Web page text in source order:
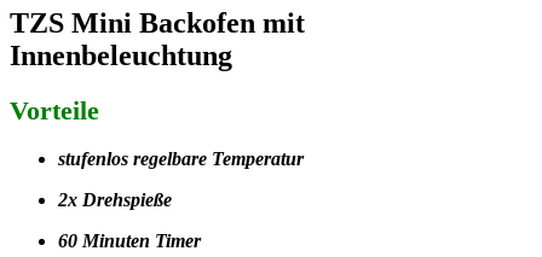
TZS Mini Backofen mit
Innenbeleuchtung
Vorteile
stufenlos regelbare Temperatur
2x Drehspieße
60 Minuten Timer